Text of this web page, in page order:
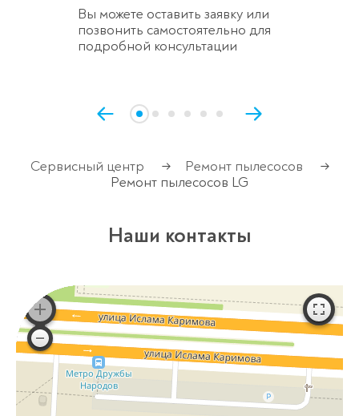
Вы можете оставить заявку или
позвонить самостоятельно для
подробной консультации
Сервисный центр → Ремонт пылесосов
→
Ремонт пылесосов LG
Наши контакты